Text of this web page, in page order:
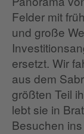
Felder mit
und große
ersetzt. Wir
aus dem
größten Teil
lebt sie in
Besuchen